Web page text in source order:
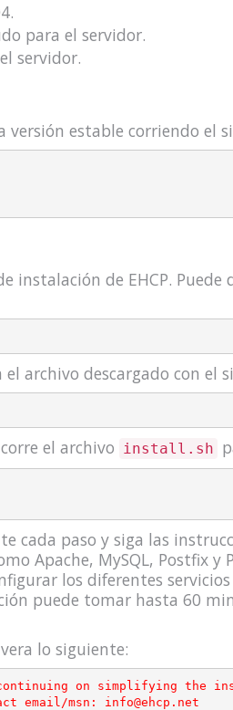
para el servidor.
servidor.
estable corriendo el
de EHCP. Puede
archivo descargado con el
el archivo install.sh
cada paso y siga las
Apache, MySQL, Postfix y
los diferentes servicios
puede tomar hasta 60
lo siguiente:
on simplifying the
email/msn: info@ehcp.net